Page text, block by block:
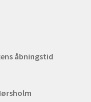
åbningstid